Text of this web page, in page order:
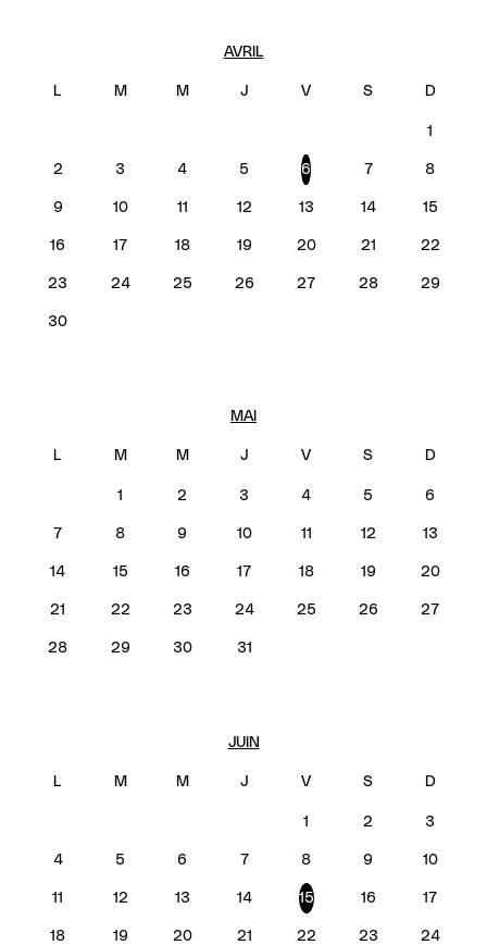
AVRIL
1
2 3 4 5 6 7 8
9 10 11 12 13 14 15
16 17 18 19 20 21 22
23 24 25 26 27 28 29
30
MAI
1 2 3 4 5 6
7 8 9 10 11 12 13
14 15 16 17 18 19 20
21 22 23 24 25 26 27
28 29 30 31
JUIN
1 2 3
4 5 6 7 8 9 10
11 12 13 14 15 16 17
18 19 20 21 22 23 24